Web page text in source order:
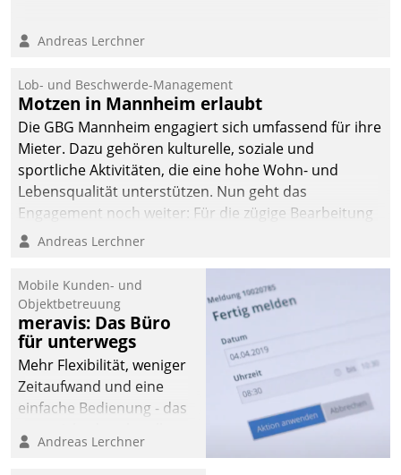
Andreas Lerchner
Lob- und Beschwerde-Management
Motzen in Mannheim erlaubt
Die GBG Mannheim engagiert sich umfassend für ihre
Mieter. Dazu gehören kulturelle, soziale und
sportliche Aktivitäten, die eine hohe Wohn- und
Lebensqualität unterstützen. Nun geht das
Engagement noch weiter: Für die zügige Bearbeitung
von Beschwerden – oder Lob – richtet das
und Beschwerde-Management einen eigenen Kanal
ein.
Andreas Lerchner
Mobile Kunden- und
Objektbetreuung
meravis: Das Büro
für unterwegs
Mehr Flexibilität, weniger
Zeitaufwand und eine
einfache Bedienung - das
Cockpit für mobile
Andreas Lerchner